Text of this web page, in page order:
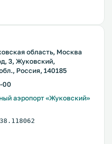
область, Москва
3, Жуковский,
Россия, 140185
00
аэропорт «Жуковский»
38.118062